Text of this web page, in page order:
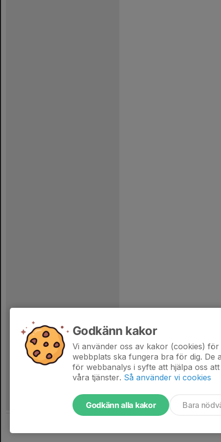
Godkänn kakor
Vi använder oss av kakor (cookies)
webbplats ska fungera bra för dig. De
för webbanalys i syfte att hjälpa oss
våra tjänster. Så använder vi cookies
Godkänn alla kakor Bara